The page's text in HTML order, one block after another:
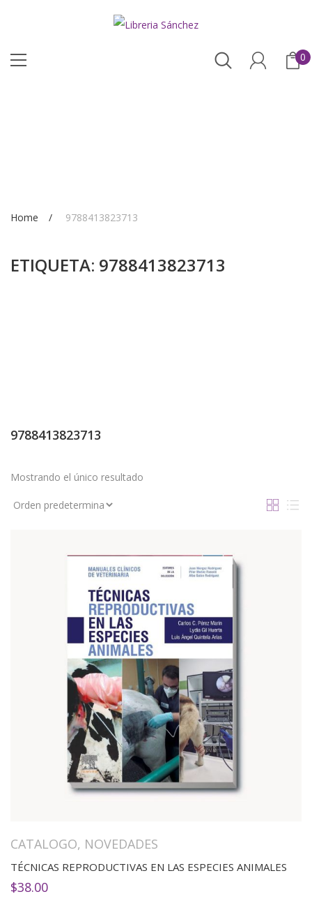
0
Home 9788413823713
ETIQUETA: 9788413823713
9788413823713
Mostrando el único resultado
CATALOGO, NOVEDADES
TÉCNICAS REPRODUCTIVAS EN LAS ESPECIES ANIMALES
$38.00